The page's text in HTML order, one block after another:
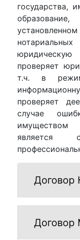
государства,
проверяет
т.ч. в
проверяет
случае
имуществом
является
Договор
Договор